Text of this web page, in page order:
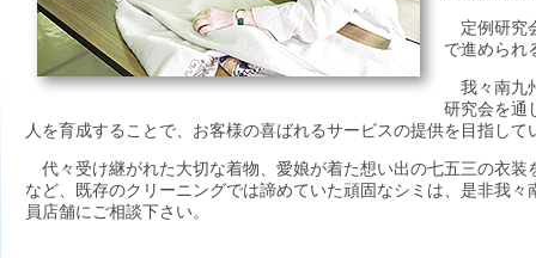
定例研究
で進められ
我々南九
研究会を通
人を育成することで、お客様の喜ばれるサービスの提供を目指して
代々受け継がれた大切な着物、愛娘が着た想い出の七五三の衣装
など、既存のクリーニングでは諦めていた頑固なシミは、是非我々
員店舗にご相談下さい。